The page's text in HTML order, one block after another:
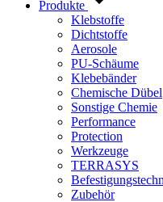
Produkte
Klebstoffe
Dichtstoffe
Aerosole
PU-Schäume
Klebebänder
Chemische Dübel
Sonstige Chemie
Performance
Protection
Werkzeuge
TERRASYS
Zubehör